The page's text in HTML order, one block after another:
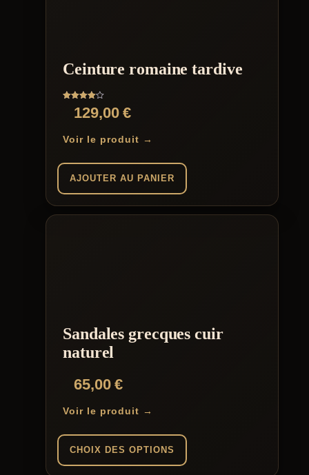
Ceinture romaine tardive
Note129,00€
Voir le produit →
AJOUTER AU PANIER
Sandales grecques cuir
naturel
65,00€
Voir le produit →
CHOIX DES OPTIONS